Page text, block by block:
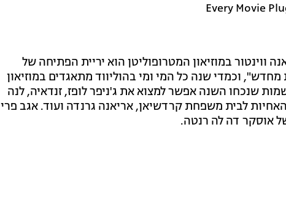
במוזיאון המטרופוליטן הוא יריית הפתיחה של
וכמדי שנה כל המי ומי בהוליווד מתאגדים במוזיאון
שנכחו השנה אפשר למצוא את ג'ניפר לופז, זנדאיה, לנה
האחיות לבית משפחת קרדשיאן, אריאנה גרנדה ועוד. אגב פרי